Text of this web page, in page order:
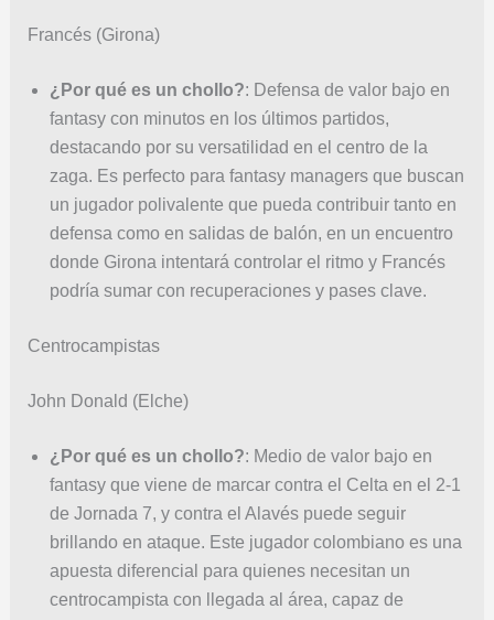
Francés (Girona)
¿Por qué es un chollo?: Defensa de valor bajo en
fantasy con minutos en los últimos partidos,
destacando por su versatilidad en el centro de la
zaga. Es perfecto para fantasy managers que buscan
un jugador polivalente que pueda contribuir tanto en
defensa como en salidas de balón, en un encuentro
donde Girona intentará controlar el ritmo y Francés
podría sumar con recuperaciones y pases clave.
Centrocampistas
John Donald (Elche)
¿Por qué es un chollo?: Medio de valor bajo en
fantasy que viene de marcar contra el Celta en el 2-1
de Jornada 7, y contra el Alavés puede seguir
brillando en ataque. Este jugador colombiano es una
apuesta diferencial para quienes necesitan un
centrocampista con llegada al área, capaz de